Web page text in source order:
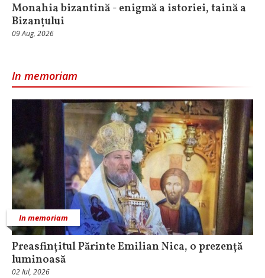
Monahia bizantină - enigmă a istoriei, taină a
Bizanțului
09 Aug, 2026
In memoriam
In memoriam
Preasfințitul Părinte Emilian Nica, o prezență
luminoasă
02 Iul, 2026